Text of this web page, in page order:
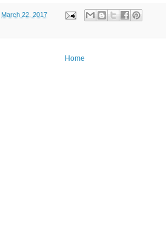
March 22, 2017
Home